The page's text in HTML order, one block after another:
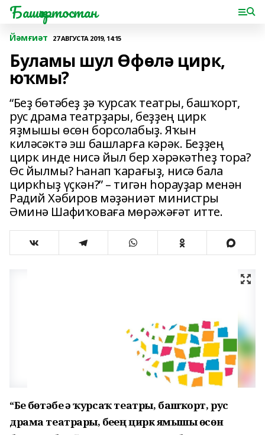
Башҡортостан
Йәмғиәт 27 АВГУСТА 2019, 14:15
Буламы шул Өфөлә цирк,
юҡмы?
“Беҙ бөтәбеҙ ҙә ҡурсаҡ театры, башҡорт,
рус драма театрҙары, беҙҙең цирк
яҙмышы өсөн борсолабыҙ. Яҡын
киләсәктә эш башларға кәрәк. Беҙҙең
цирк инде нисә йыл бер хәрәкәтһеҙ тора?
Өс йылмы? Һанап ҡарағыҙ, нисә бала
циркһыҙ үҫкән?” – тигән һорауҙар менән
Радий Хәбиров мәҙәниәт министры
Әминә Шафиҡоваға мөрәжәғәт итте.
“Беҙ бөтәбеҙ ҙә ҡурсаҡ театры, башҡорт, рус
драма театрҙары, беҙҙең цирк яҙмышы өсөн